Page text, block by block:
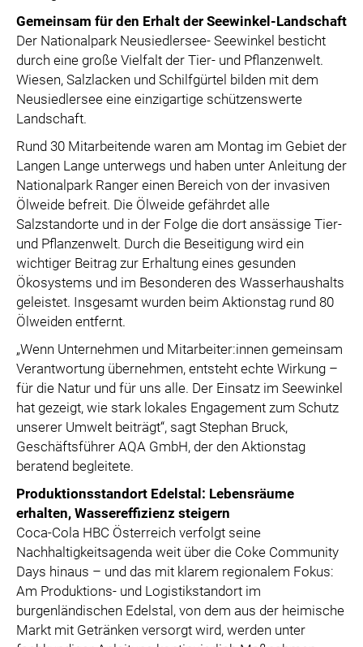
Gemeinsam für den Erhalt der Seewinkel-Landschaft
Der Nationalpark Neusiedlersee- Seewinkel besticht
durch eine große Vielfalt der Tier- und Pflanzenwelt.
Wiesen, Salzlacken und Schilfgürtel bilden mit dem
Neusiedlersee eine einzigartige schützenswerte
Landschaft.
Rund 30 Mitarbeitende waren am Montag im Gebiet der
Langen Lange unterwegs und haben unter Anleitung der
Nationalpark Ranger einen Bereich von der invasiven
Ölweide befreit. Die Ölweide gefährdet alle
Salzstandorte und in der Folge die dort ansässige Tier-
und Pflanzenwelt. Durch die Beseitigung wird ein
wichtiger Beitrag zur Erhaltung eines gesunden
Ökosystems und im Besonderen des Wasserhaushalts
geleistet. Insgesamt wurden beim Aktionstag rund 80
Ölweiden entfernt.
„Wenn Unternehmen und Mitarbeiter:innen gemeinsam
Verantwortung übernehmen, entsteht echte Wirkung –
für die Natur und für uns alle. Der Einsatz im Seewinkel
hat gezeigt, wie stark lokales Engagement zum Schutz
unserer Umwelt beiträgt“, sagt Stephan Bruck,
Geschäftsführer AQA GmbH, der den Aktionstag
beratend begleitete.
Produktionsstandort Edelstal: Lebensräume
erhalten, Wassereffizienz steigern
Coca-Cola HBC Österreich verfolgt seine
Nachhaltigkeitsagenda weit über die Coke Community
Days hinaus – und das mit klarem regionalem Fokus:
Am Produktions- und Logistikstandort im
burgenländischen Edelstal, von dem aus der heimische
Markt mit Getränken versorgt wird, werden unter